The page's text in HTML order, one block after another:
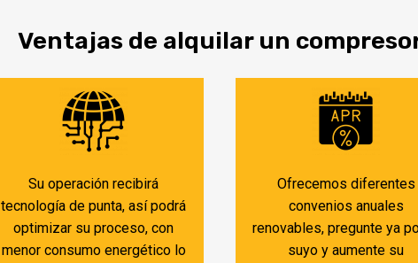
Ventajas de alquilar un
Su operación recibirá
tecnología de punta, así podrá
optimizar su proceso, con
menor consumo energético lo
Ofrecemos diferentes
convenios anuales
renovables, pregunte ya
suyo y aumente su